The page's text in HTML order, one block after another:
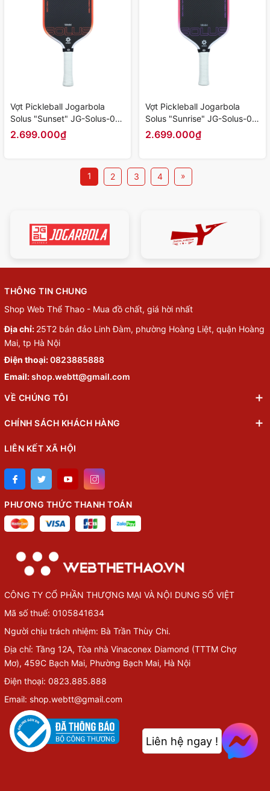
Vợt Pickleball Jogarbola
Solus "Sunset" JG-Solus-02
- Hàng Chính Hãng
2.699.000₫
Vợt Pickleball Jogarbola
Solus "Sunrise" JG-Solus-01
- Hàng Chính Hãng
2.699.000₫
1 2 3 4 »
THÔNG TIN CHUNG
Shop Web Thể Thao - Mua đồ chất, giá hời nhất
Địa chỉ: 25T2 bán đảo Linh Đàm, phường Hoàng Liệt, quận Hoàng
Mai, tp Hà Nội
Điện thoại:0823885888
Email:shop.webtt@gmail.com
VỀ CHÚNG TÔI
CHÍNH SÁCH KHÁCH HÀNG
LIÊN KẾT XÃ HỘI
PHƯƠNG THỨC THANH TOÁN
CÔNG TY CỔ PHẦN THƯỢNG MẠI VÀ NỘI DUNG SỐ VIỆT
Mã số thuế: 0105841634
Người chịu trách nhiệm: Bà Trần Thùy Chi.
Địa chỉ: Tầng 12A, Tòa nhà Vinaconex Diamond (TTTM Chợ
Mơ), 459C Bạch Mai, Phường Bạch Mai, Hà Nội
Điện thoại: 0823.885.888
Email: shop.webtt@gmail.com
Liên hệ ngay !